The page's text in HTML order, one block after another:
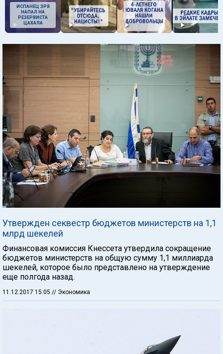
ИСПАНЕЦ ЗРЯ
НАПАЛ НА
РЕЗЕРВИСТА
ЦАХАЛА
Утвержден секвестр бюджетов министерств на 1,1
млрд шекелей
Финансовая комиссия Кнессета утвердила сокращение
бюджетов министерств на общую сумму 1,1 миллиарда
шекелей, которое было представлено на утверждение
еще полгода назад.
11.12.2017 15:05 // Экономика